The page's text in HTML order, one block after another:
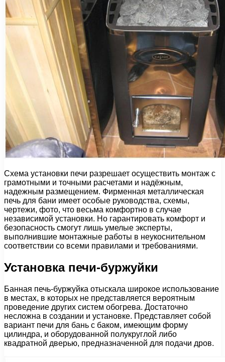
Схема установки печи разрешает осуществить монтаж с
грамотными и точными расчетами и надёжным,
надежным размещением. Фирменная металлическая
печь для бани имеет особые руководства, схемы,
чертежи, фото, что весьма комфортно в случае
независимой установки. Но гарантировать комфорт и
безопасность смогут лишь умелые эксперты,
выполнившие монтажные работы в неукоснительном
соответствии со всеми правилами и требованиями.
Установка печи-буржуйки
Банная печь-буржуйка отыскала широкое использование
в местах, в которых не представляется вероятным
проведение других систем обогрева. Достаточно
несложна в создании и установке. Представляет собой
вариант печи для бань с баком, имеющим форму
цилиндра, и оборудованной полукруглой либо
квадратной дверью, предназначенной для подачи дров.